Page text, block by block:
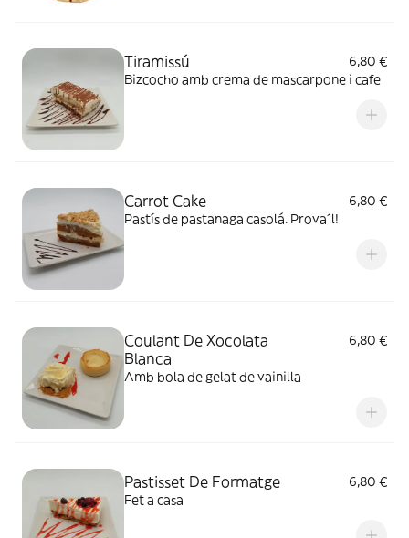
Tiramissú
6,80 €
Bizcocho amb crema de mascarpone i cafe
Carrot Cake
6,80 €
Pastís de pastanaga casolá. Prova´l!
Coulant De Xocolata
Blanca
6,80 €
Amb bola de gelat de vainilla
Pastisset De Formatge
6,80 €
Fet a casa